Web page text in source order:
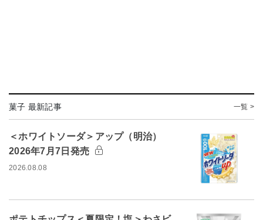
菓子 最新記事 一覧 >
＜ホワイトソーダ＞アップ（明治）
2026年7月7日発売
2026.08.08